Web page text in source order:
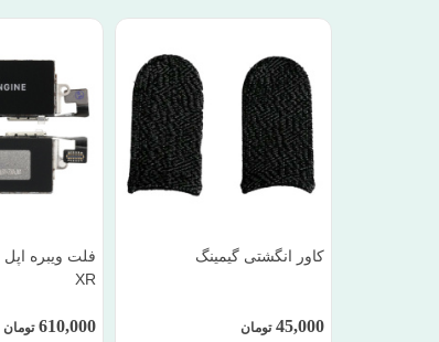
کاور انگشتی گیمینگ
45,000 تومان
XR
610,000 تومان